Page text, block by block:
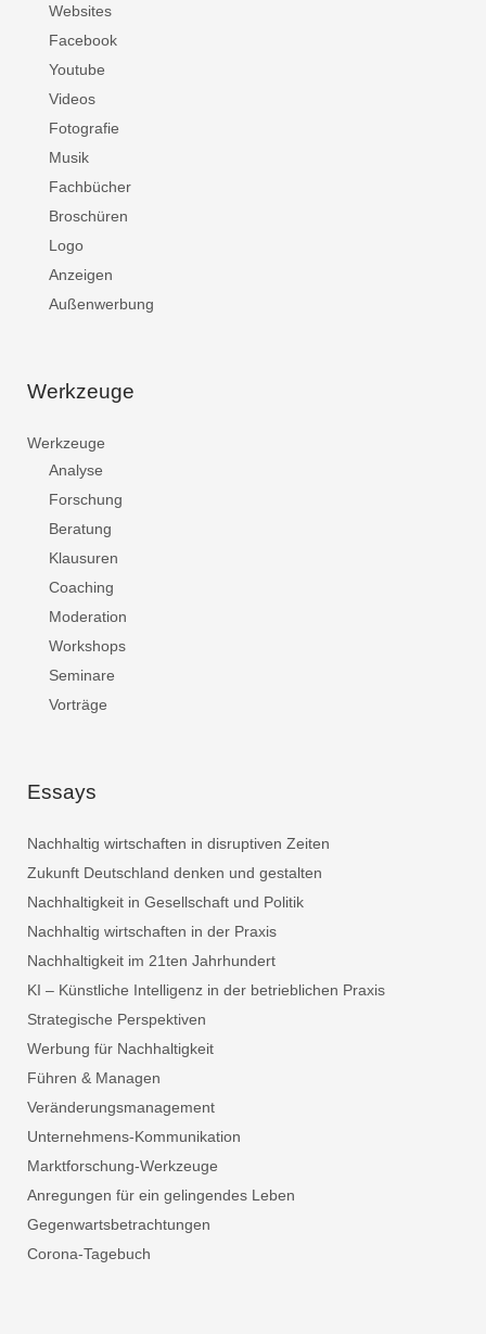
Websites
Facebook
Youtube
Videos
Fotografie
Musik
Fachbücher
Broschüren
Logo
Anzeigen
Außenwerbung
Werkzeuge
Werkzeuge
Analyse
Forschung
Beratung
Klausuren
Coaching
Moderation
Workshops
Seminare
Vorträge
Essays
Nachhaltig wirtschaften in disruptiven Zeiten
Zukunft Deutschland denken und gestalten
Nachhaltigkeit in Gesellschaft und Politik
Nachhaltig wirtschaften in der Praxis
Nachhaltigkeit im 21ten Jahrhundert
KI – Künstliche Intelligenz in der betrieblichen Praxis
Strategische Perspektiven
Werbung für Nachhaltigkeit
Führen & Managen
Veränderungsmanagement
Unternehmens-Kommunikation
Marktforschung-Werkzeuge
Anregungen für ein gelingendes Leben
Gegenwartsbetrachtungen
Corona-Tagebuch